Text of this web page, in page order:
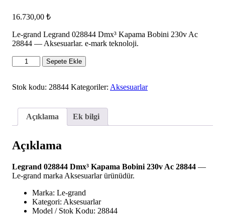
16.730,00 ₺
Le-grand Legrand 028844 Dmx³ Kapama Bobini 230v Ac
28844 — Aksesuarlar. e-mark teknoloji.
Legrand
028844
Kapama
28844
Sepete Ekle
Stok kodu: 28844 Kategoriler: Aksesuarlar
Açıklama Ek bilgi
Açıklama
Legrand 028844 Dmx³ Kapama Bobini 230v Ac 28844 —
Le-grand marka Aksesuarlar ürünüdür.
Marka: Le-grand
Kategori: Aksesuarlar
Model / Stok Kodu: 28844